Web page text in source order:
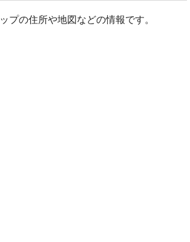
プの住所や地図などの情報です。